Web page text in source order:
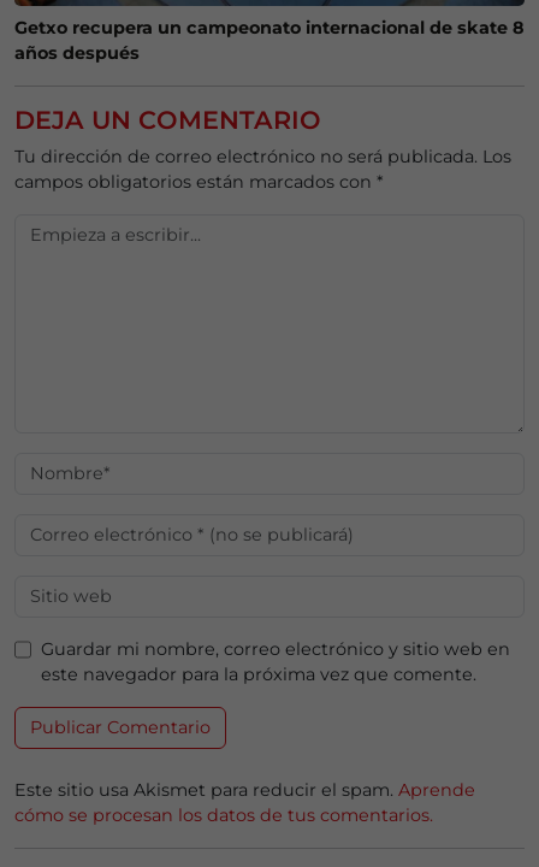
Getxo recupera un campeonato internacional de skate 8
años después
DEJA UN COMENTARIO
Tu dirección de correo electrónico no será publicada. Los
campos obligatorios están marcados con *
Guardar mi nombre, correo electrónico y sitio web en
este navegador para la próxima vez que comente.
Este sitio usa Akismet para reducir el spam. Aprende
cómo se procesan los datos de tus comentarios.